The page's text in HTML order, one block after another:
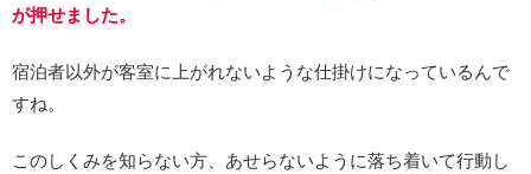
が押せました。
宿泊者以外が客室に上がれないような仕掛けになっているんで
すね。
このしくみを知らない方、あせらないように落ち着いて行動し